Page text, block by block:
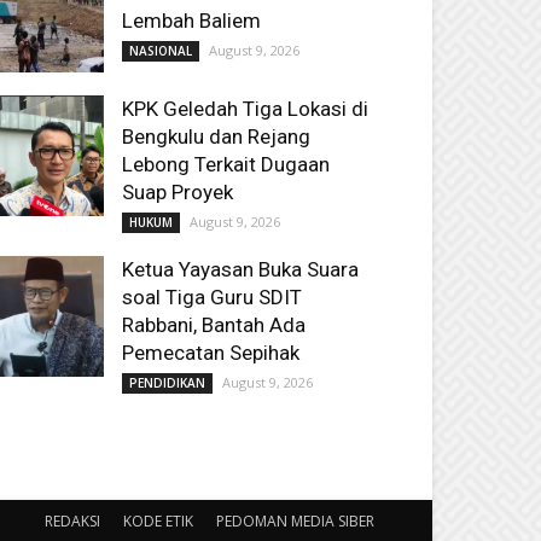
Lembah Baliem
NASIONAL August 9, 2026
KPK Geledah Tiga Lokasi di
Bengkulu dan Rejang
Lebong Terkait Dugaan
Suap Proyek
HUKUM August 9, 2026
Ketua Yayasan Buka Suara
soal Tiga Guru SDIT
Rabbani, Bantah Ada
Pemecatan Sepihak
PENDIDIKAN August 9, 2026
REDAKSI KODE ETIK PEDOMAN MEDIA SIBER